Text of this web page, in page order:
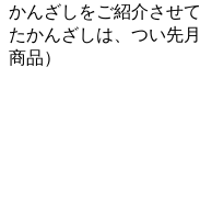
かんざしをご紹介させ
たかんざしは、つい先
商品）